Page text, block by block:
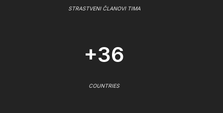
STRASTVENI ČLANOVI TIMA
+36
COUNTRIES